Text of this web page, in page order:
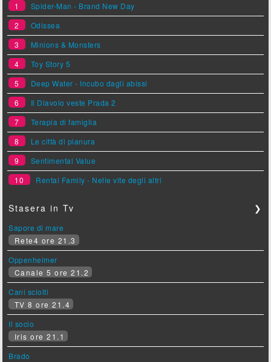
1
Spider-Man - Brand New Day
2
Odissea
3
Minions & Monsters
4
Toy Story 5
5
Deep Water - Incubo dagli abissi
6
Il Diavolo veste Prada 2
7
Terapia di famiglia
8
Le città di pianura
9
Sentimental Value
10
Rental Family - Nelle vite degli altri
Stasera in Tv ❯
Sapore di mare
Rete4 ore 21.3
Oppenheimer
Canale 5 ore 21.2
Cani sciolti
TV 8 ore 21.4
Il socio
Iris ore 21.1
Brado